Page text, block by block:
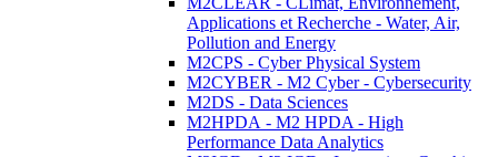
Applications et Recherche - Water, Air,
Pollution and Energy
M2CPS - Cyber Physical System
M2CYBER - M2 Cyber - Cybersecurity
M2DS - Data Sciences
M2HPDA - M2 HPDA - High
Performance Data Analytics